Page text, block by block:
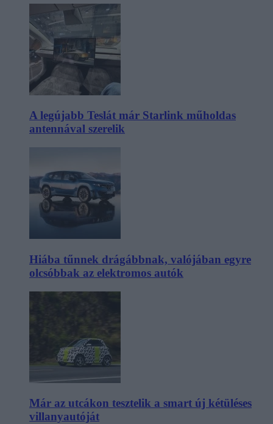
A legújabb Teslát már Starlink műholdas
antennával szerelik
Hiába tűnnek drágábbnak, valójában egyre
olcsóbbak az elektromos autók
Már az utcákon tesztelik a smart új kétüléses
villanyautóját